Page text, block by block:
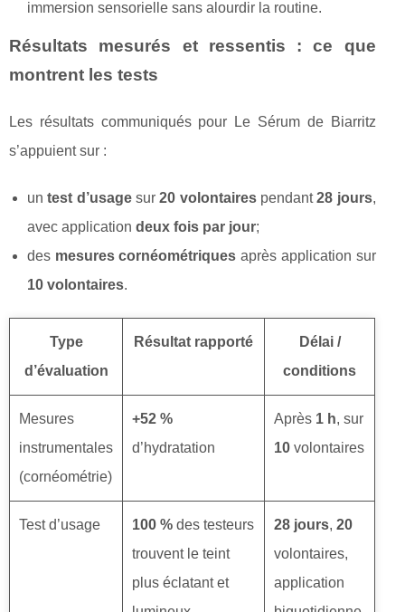
immersion sensorielle sans alourdir la routine.
Résultats mesurés et ressentis : ce que
montrent les tests
Les résultats communiqués pour Le Sérum de Biarritz
s’appuient sur :
untest d’usagesur20 volontairespendant28 jours,
avec application deux fois par jour;
des mesures cornéométriques après application sur
10 volontaires.
Type
d’évaluation
Résultat rapporté
Délai /
conditions
Mesures
instrumentales
(cornéométrie)
+52 %
d’hydratation
Après 1 h, sur
10 volontaires
Test d’usage 100 % des testeurs
trouvent le teint
plus éclatant et
28 jours, 20
volontaires,
application